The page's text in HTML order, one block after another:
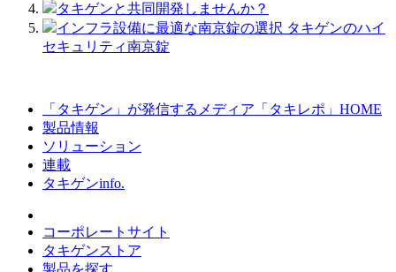
タキゲンと共同開発しませんか？
インフラ設備に最適な南京錠の選択 タキゲンのハイ
セキュリティ南京錠
「タキゲン」が発信するメディア「タキレポ」HOME
製品情報
ソリューション
連載
タキゲンinfo.
コーポレートサイト
タキゲンストア